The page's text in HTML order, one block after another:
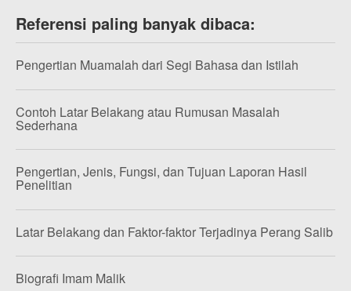
Referensi paling banyak dibaca:
Pengertian Muamalah dari Segi Bahasa dan Istilah
Contoh Latar Belakang atau Rumusan Masalah
Sederhana
Pengertian, Jenis, Fungsi, dan Tujuan Laporan Hasil
Penelitian
Latar Belakang dan Faktor-faktor Terjadinya Perang Salib
Biografi Imam Malik